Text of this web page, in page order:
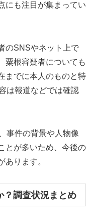
にも注目が集まってい
のSNSやネット上で
粟根容疑者についても
までに本人のものと特
は報道などでは確認
事件の背景や人物像
とが多いため、今後の
あります。
？調査状況まとめ